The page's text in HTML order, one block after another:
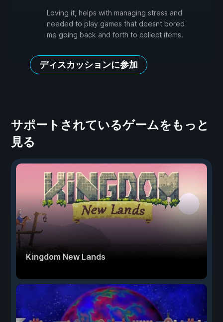
Loving it, helps with managing stress and
needed to play games that doesnt bored
me going back and forth to collect items.
ディスカッションに参加
サポートされているゲームをもっと
見る
Kingdom New Lands